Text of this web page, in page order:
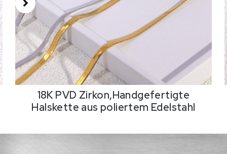
18K PVD Zirkon,Handgefertigte
Halskette aus poliertem Edelstahl